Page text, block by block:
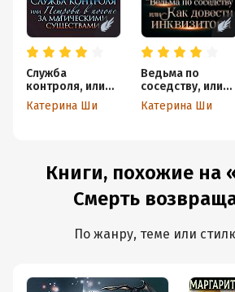
Служба
контроля, или
Петрова в
погоне за
Катерина Ши
Ведьма по
соседству, или
Как довести
инквизитора
Катерина Ши
Книги, похожие на
Смерть
По жанру, теме или